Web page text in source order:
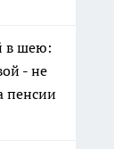
в шею:
- не
пенсии